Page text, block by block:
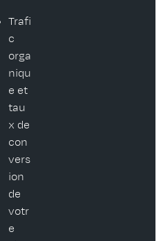
Trafi
c
orga
niqu
e et
tau
x de
con
vers
ion
de
votr
e